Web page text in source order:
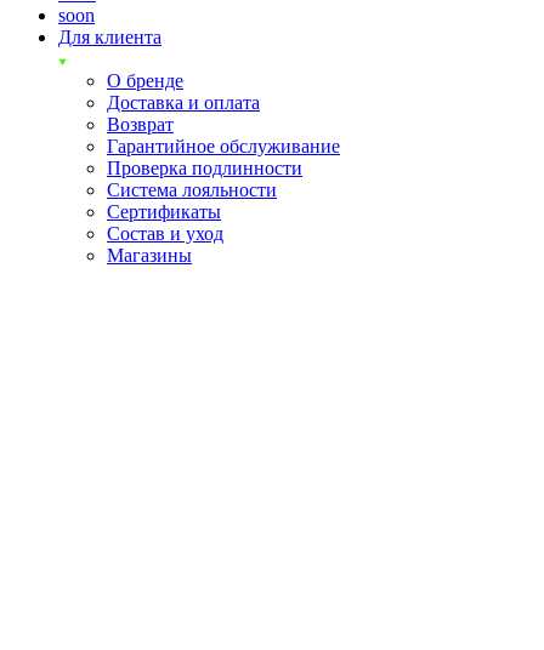
soon
Для клиента
О бренде
Доставка и оплата
Возврат
Гарантийное обслуживание
Проверка подлинности
Система лояльности
Сертификаты
Состав и уход
Магазины